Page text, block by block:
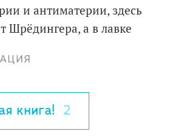
и антиматерии, здесь
Шрёдингера, а в лавке
времени. Но
и миром Нико нарушилось,
героем важная задача –
книга! 2